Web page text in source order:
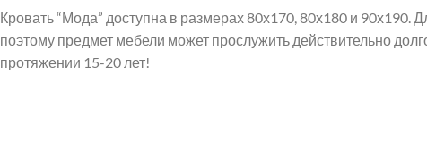
Кровать “Мода” доступна в размерах 80х170, 80х180 и 90х190.
поэтому предмет мебели может прослужить действительно
протяжении 15-20 лет!